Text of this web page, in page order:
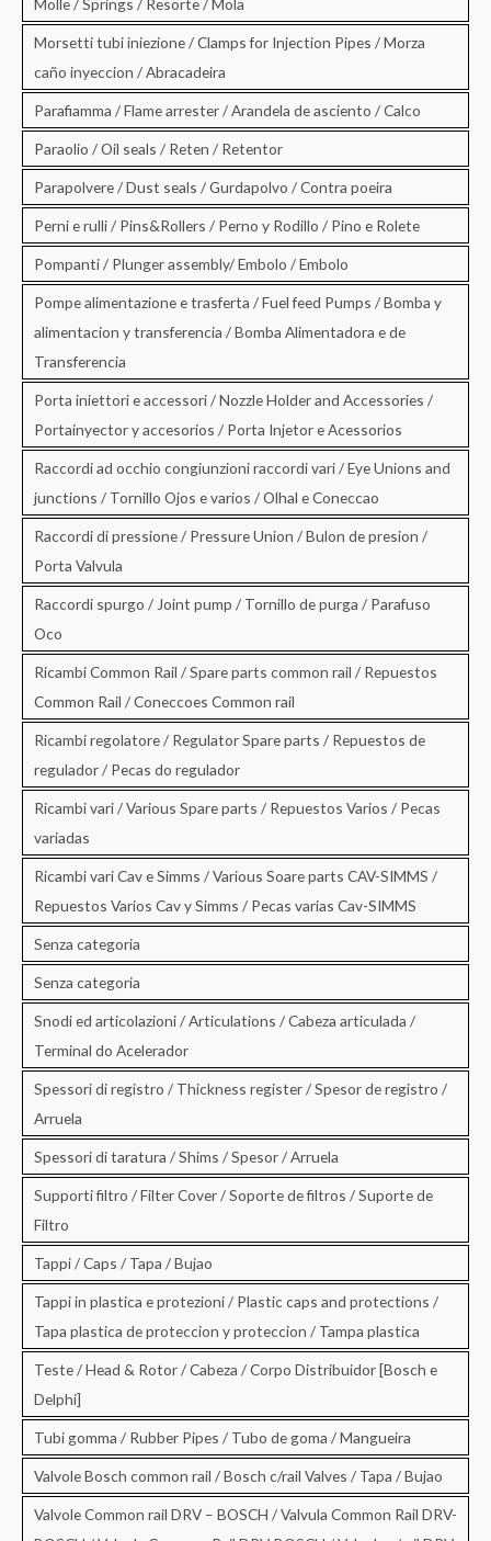
Molle / Springs / Resorte / Mola
Morsetti tubi iniezione / Clamps for Injection Pipes / Morza
caño inyeccion / Abracadeira
Parafiamma / Flame arrester / Arandela de asciento / Calco
Paraolio / Oil seals / Reten / Retentor
Parapolvere / Dust seals / Gurdapolvo / Contra poeira
Perni e rulli / Pins&Rollers / Perno y Rodillo / Pino e Rolete
Pompanti / Plunger assembly/ Embolo / Embolo
Pompe alimentazione e trasferta / Fuel feed Pumps / Bomba y
alimentacion y transferencia / Bomba Alimentadora e de
Transferencia
Porta iniettori e accessori / Nozzle Holder and Accessories /
Portainyector y accesorios / Porta Injetor e Acessorios
Raccordi ad occhio congiunzioni raccordi vari / Eye Unions and
junctions / Tornillo Ojos e varios / Olhal e Coneccao
Raccordi di pressione / Pressure Union / Bulon de presion /
Porta Valvula
Raccordi spurgo / Joint pump / Tornillo de purga / Parafuso
Oco
Ricambi Common Rail / Spare parts common rail / Repuestos
Common Rail / Coneccoes Common rail
Ricambi regolatore / Regulator Spare parts / Repuestos de
regulador / Pecas do regulador
Ricambi vari / Various Spare parts / Repuestos Varios / Pecas
variadas
Ricambi vari Cav e Simms / Various Soare parts CAV-SIMMS /
Repuestos Varios Cav y Simms / Pecas varias Cav-SIMMS
Senza categoria
Senza categoria
Snodi ed articolazioni / Articulations / Cabeza articulada /
Terminal do Acelerador
Spessori di registro / Thickness register / Spesor de registro /
Arruela
Spessori di taratura / Shims / Spesor / Arruela
Supporti filtro / Filter Cover / Soporte de filtros / Suporte de
Filtro
Tappi / Caps / Tapa / Bujao
Tappi in plastica e protezioni / Plastic caps and protections /
Tapa plastica de proteccion y proteccion / Tampa plastica
Teste / Head & Rotor / Cabeza / Corpo Distribuidor [Bosch e
Delphi]
Tubi gomma / Rubber Pipes / Tubo de goma / Mangueira
Valvole Bosch common rail / Bosch c/rail Valves / Tapa / Bujao
Valvole Common rail DRV – BOSCH / Valvula Common Rail DRV-